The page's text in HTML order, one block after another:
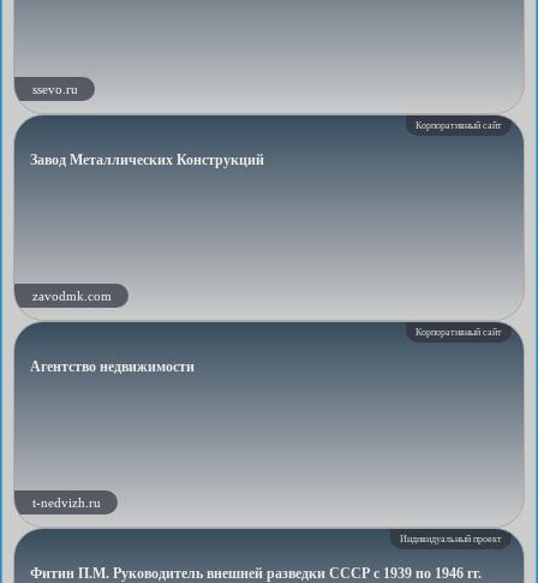
ssevo.ru
Корпоративный сайт
Завод Металлических Конструкций
zavodmk.com
Корпоративный сайт
Агентство недвижимости
t-nedvizh.ru
Индивидуальный проект
Фитин П.М. Руководитель внешней разведки СССР с 1939 по 1946 гг.